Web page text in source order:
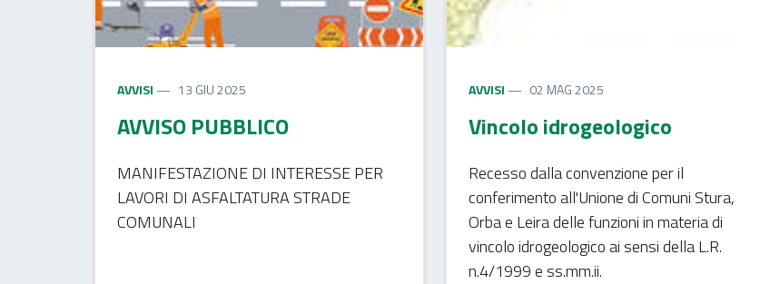
AVVISI 13 GIU 2025
AVVISO PUBBLICO
MANIFESTAZIONE DI INTERESSE PER
LAVORI DI ASFALTATURA STRADE
COMUNALI
AVVISI 02 MAG 2025
Vincolo idrogeologico
Recesso dalla convenzione per il
conferimento all'Unione di Comuni Stura,
Orba e Leira delle funzioni in materia di
vincolo idrogeologico ai sensi della L.R.
n.4/1999 e ss.mm.ii.